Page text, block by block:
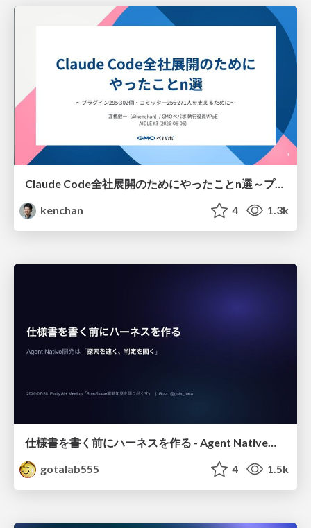
Claude Code全社展開のためにやったことn選～プラグイン302個・コミッター271人を支えるために～
kenchan
4 1.3k
gotalab555
4 1.5k